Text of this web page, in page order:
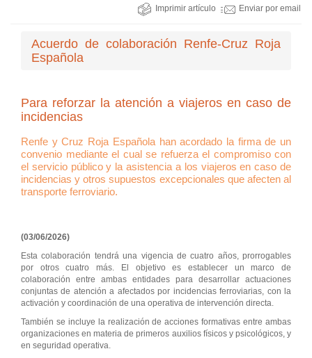
Imprimir artículo Enviar por email
Acuerdo de colaboración Renfe-Cruz Roja
Española
Para reforzar la atención a viajeros en caso de
incidencias
Renfe y Cruz Roja Española han acordado la firma de un
convenio mediante el cual se refuerza el compromiso con
el servicio público y la asistencia a los viajeros en caso de
incidencias y otros supuestos excepcionales que afecten al
transporte ferroviario.
(03/06/2026)
Esta colaboración tendrá una vigencia de cuatro años, prorrogables
por otros cuatro más. El objetivo es establecer un marco de
colaboración entre ambas entidades para desarrollar actuaciones
conjuntas de atención a afectados por incidencias ferroviarias, con la
activación y coordinación de una operativa de intervención directa.
También se incluye la realización de acciones formativas entre ambas
organizaciones en materia de primeros auxilios físicos y psicológicos, y
en seguridad operativa.